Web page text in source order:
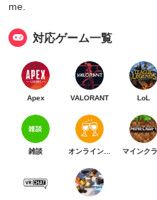
me.
対応ゲーム一覧
Apex VALORANT LoL
雑談